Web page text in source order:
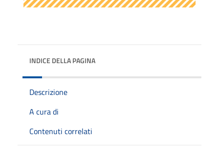
INDICE DELLA PAGINA
Descrizione
A cura di
Contenuti correlati